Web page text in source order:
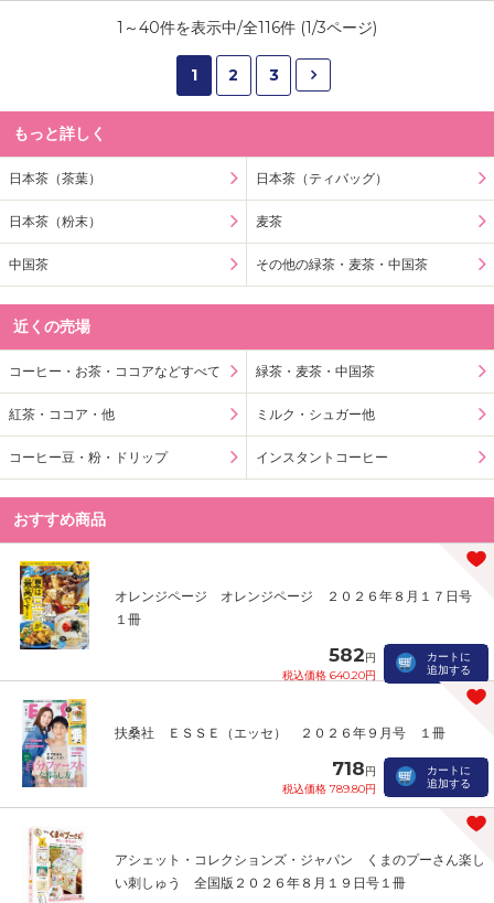
1 ～40件を表示中/全116件 (1/3ページ)
1 2 3
もっと詳しく
日本茶（茶葉） 日本茶（ティバッグ）
日本茶（粉末） 麦茶
中国茶 その他の緑茶・麦茶・中国茶
近くの売場
コーヒー・お茶・ココアなどすべて 緑茶・麦茶・中国茶
紅茶・ココア・他 ミルク・シュガー他
コーヒー豆・粉・ドリップ インスタントコーヒー
おすすめ商品
オレンジページ オレンジページ ２０２６年８月１７日号
１冊
582円
税込価格 640.20円
カートに
追加する
扶桑社 ＥＳＳＥ（エッセ） ２０２６年９月号 １冊
718円
税込価格 789.80円
カートに
追加する
アシェット・コレクションズ・ジャパン くまのプーさん楽し
い刺しゅう 全国版２０２６年８月１９日号１冊